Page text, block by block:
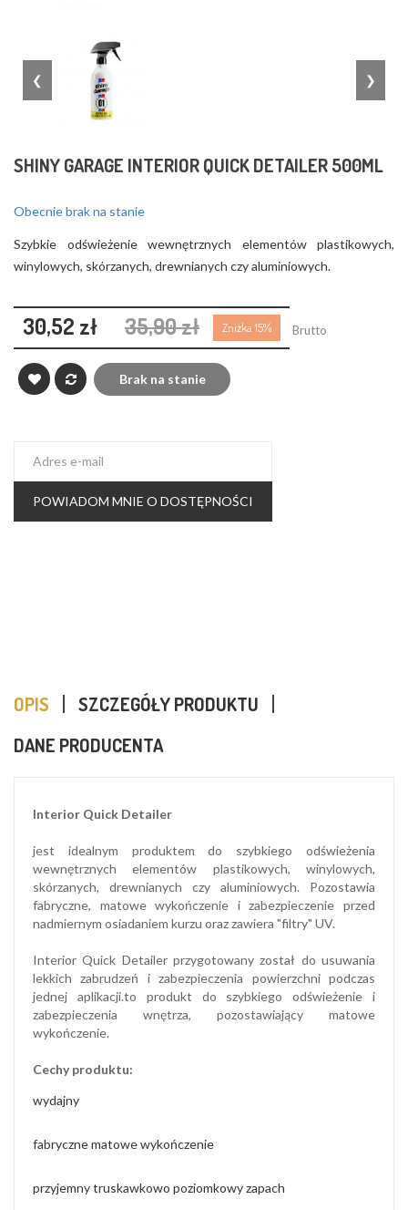
❮ ❯
SHINY GARAGE INTERIOR QUICK DETAILER 500ML
Obecnie brak na stanie
Szybkie odświeżenie wewnętrznych elementów plastikowych,
winylowych, skórzanych, drewnianych czy aluminiowych.
30,52 zł 35,90 zł Zniżka 15% Brutto
Brak na stanie
POWIADOM MNIE O DOSTĘPNOŚCI
OPIS
SZCZEGÓŁY PRODUKTU
DANE PRODUCENTA
Interior Quick Detailer
jest idealnym produktem do szybkiego odświeżenia
wewnętrznych elementów plastikowych, winylowych,
skórzanych, drewnianych czy aluminiowych. Pozostawia
fabryczne, matowe wykończenie i zabezpieczenie przed
nadmiernym osiadaniem kurzu oraz zawiera "filtry" UV.
Interior Quick Detailer przygotowany został do usuwania
lekkich zabrudzeń i zabezpieczenia powierzchni podczas
jednej aplikacji.to produkt do szybkiego odświeżenie i
zabezpieczenia wnętrza, pozostawiający matowe
wykończenie.
Cechy produktu:
wydajny
fabryczne matowe wykończenie
przyjemny truskawkowo poziomkowy zapach